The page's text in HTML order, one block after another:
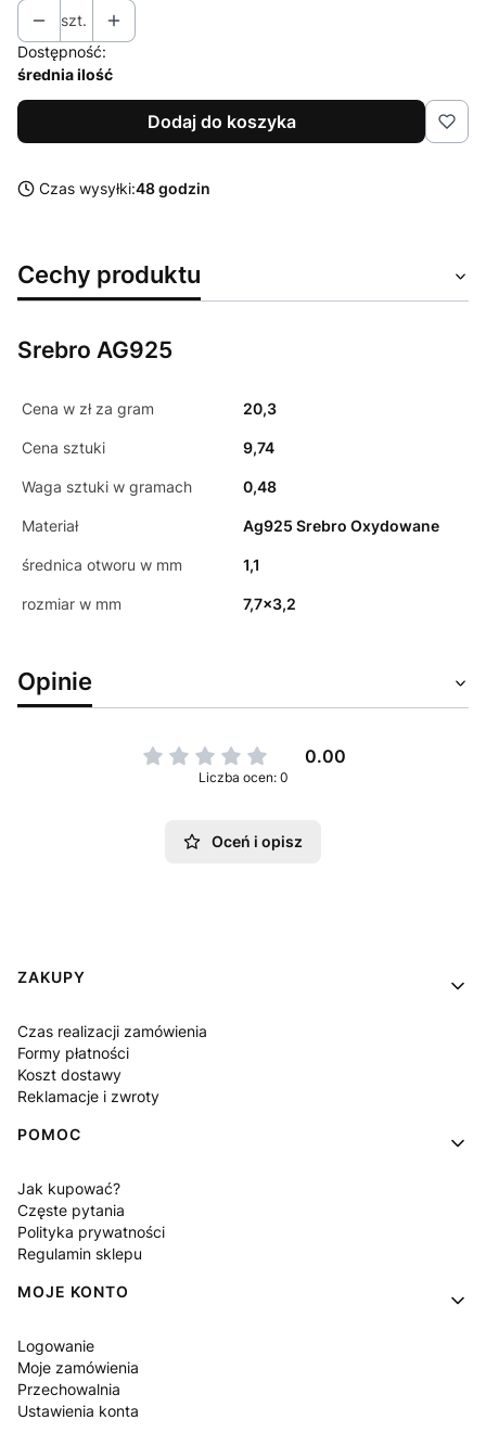
szt.
Dostępność:
średnia ilość
Dodaj do koszyka
Czas wysyłki:48 godzin
Cechy produktu
Srebro AG925
Cena w zł za gram 20,3
Cena sztuki 9,74
Waga sztuki w gramach 0,48
Materiał Ag925 Srebro Oxydowane
średnica otworu w mm 1,1
rozmiar w mm 7,7x3,2
Opinie
0.00
Liczba ocen: 0
Oceń i opisz
Linki w stopce
ZAKUPY
Czas realizacji zamówienia
Formy płatności
Koszt dostawy
Reklamacje i zwroty
POMOC
Jak kupować?
Częste pytania
Polityka prywatności
Regulamin sklepu
MOJE KONTO
Logowanie
Moje zamówienia
Przechowalnia
Ustawienia konta